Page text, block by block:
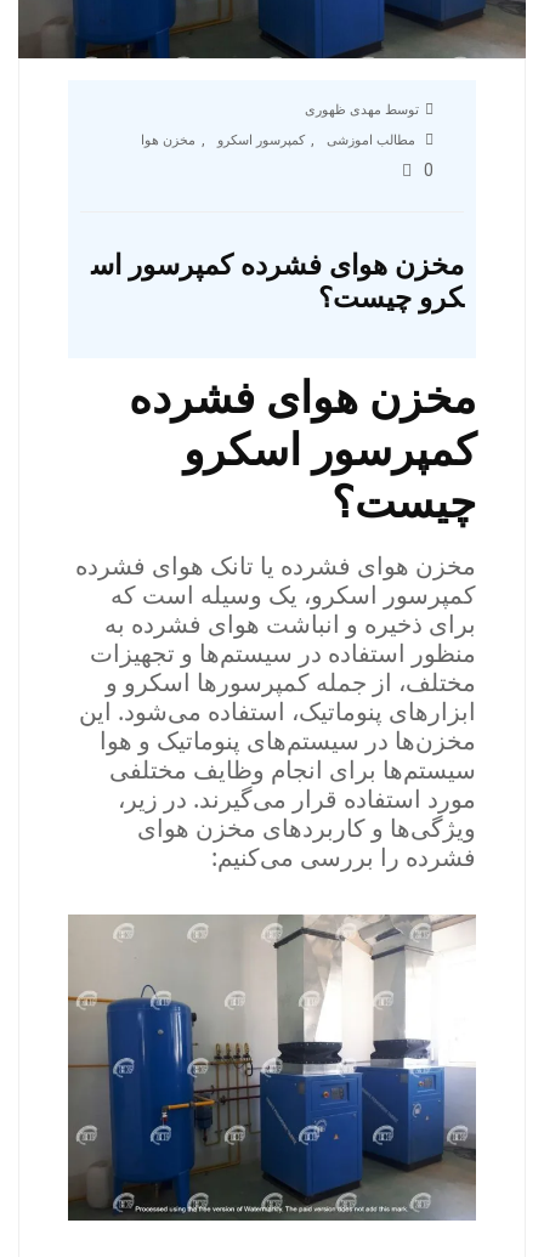
توسط مهدی ظهوری
مطالب اموزشی
, کمپرسور اسکرو , مخزن هوا
0
مخزن هوای فشرده کمپرسور اس
کرو چیست؟
مخزن هوای فشرده
کمپرسور اسکرو
چیست؟
مخزن هوای فشرده یا تانک هوای فشرده
کمپرسور اسکرو، یک وسیله است که
برای ذخیره و انباشت هوای فشرده به
منظور استفاده در سیستم‌ها و تجهیزات
مختلف، از جمله کمپرسورها اسکرو و
ابزارهای پنوماتیک، استفاده می‌شود. این
مخزن‌ها در سیستم‌های پنوماتیک و هوا
سیستم‌ها برای انجام وظایف مختلفی
مورد استفاده قرار می‌گیرند. در زیر،
ویژگی‌ها و کاربردهای مخزن هوای
فشرده را بررسی می‌کنیم: